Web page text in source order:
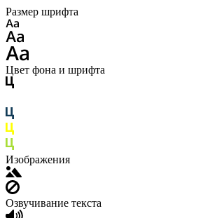
Размер шрифта
Цвет фона и шрифта
Изображения
Озвучивание текста